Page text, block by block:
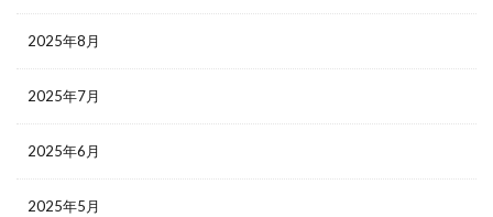
2025年8月
2025年7月
2025年6月
2025年5月